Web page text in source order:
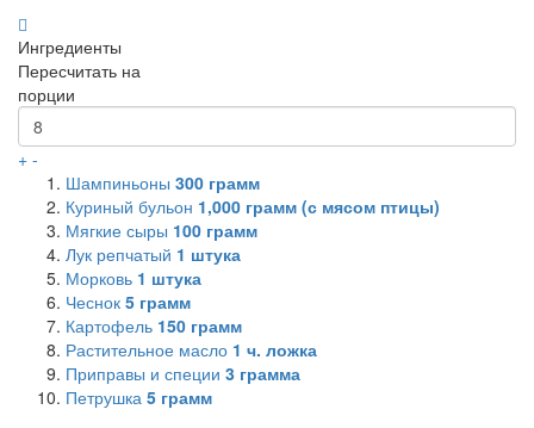
Ингредиенты
Пересчитать на
порции
+ -
Шампиньоны 300 грамм
Куриный бульон 1,000 грамм (с мясом птицы)
Мягкие сыры 100 грамм
Лук репчатый 1 штука
Морковь 1 штука
Чеснок 5 грамм
Картофель 150 грамм
Растительное масло 1 ч. ложка
Приправы и специи 3 грамма
Петрушка 5 грамм